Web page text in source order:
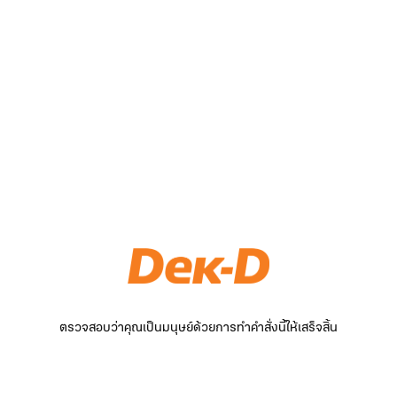
ตรวจสอบว่าคุณเป็นมนุษย์ด้วยการทำคำสั่งนี้ให้เสร็จสิ้น